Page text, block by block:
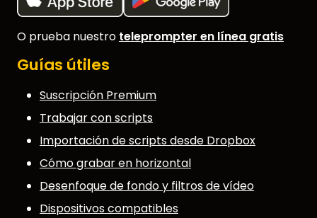
O prueba nuestro teleprompter en línea gratis
Guías útiles
Suscripción Premium
Trabajar con scripts
Importación de scripts desde Dropbox
Cómo grabar en horizontal
Desenfoque de fondo y filtros de vídeo
Dispositivos compatibles